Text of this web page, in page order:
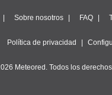
Sobre nosotros FAQ
Política de privacidad
Meteored. Todos los